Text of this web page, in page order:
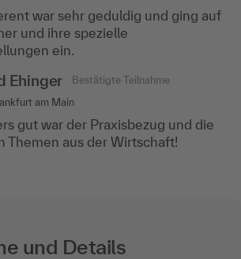
war sehr geduldig und ging auf
und ihre spezielle
ein.
Ehinger
Bestätigte Teilnahme
am Main
gut war der Praxisbezug und die
Themen aus der Wirtschaft!
und Details